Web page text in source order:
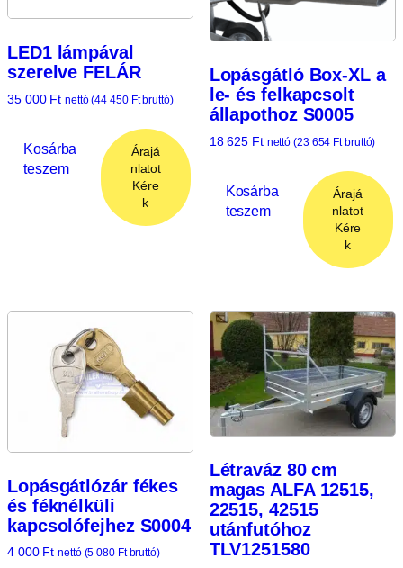
LED1 lámpával
szerelve FELÁR
35 000 Ft nettó (44 450 Ftbruttó)
Kosárba
teszem
Árajá
nlatot
Kére
k
Lopásgátló Box-XL a
le- és felkapcsolt
állapothoz S0005
18 625 Ft nettó (23 654 Ftbruttó)
Kosárba
teszem
Árajá
nlatot
Kére
k
Lopásgátlózár fékes
és féknélküli
kapcsolófejhez S0004
4 000 Ft nettó (5 080 Ftbruttó)
Létraváz 80 cm
magas ALFA 12515,
22515, 42515
utánfutóhoz
TLV1251580